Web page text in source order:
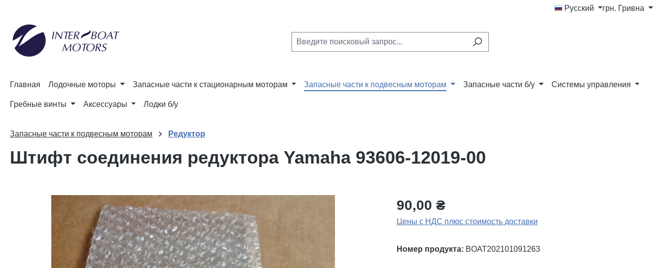
Русский грн. Гривна
Главная Лодочные моторы Запасные части к стационарным моторам Запасные части к подвесным моторам Запасные части б/у Системы управления
Гребные винты Аксессуары Лодки б/у
Запасные части к подвесным моторам Редуктор
Штифт соединения редуктора Yamaha 93606-12019-00
Пропустить галерею изображений 90,00 ₴
Цены с НДС плюс стоимость доставки
Номер продукта: BOAT202101091263